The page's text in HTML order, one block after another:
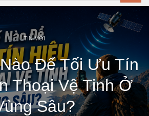
TIN MỚI
Để Tối Ưu Tín
Thoại Vệ Tinh Ở
Sâu?